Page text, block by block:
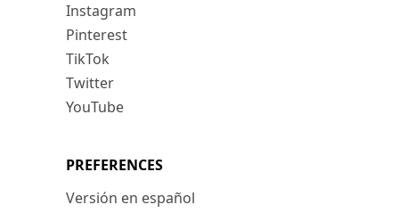
Instagram
Pinterest
TikTok
Twitter
YouTube
PREFERENCES
Versión en español